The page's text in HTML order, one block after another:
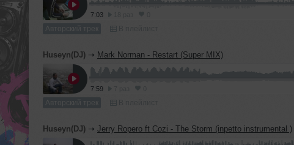
7:03
Авторский трек
Huseyn(DJ) ➝ Mark Norman - Restart (Super MIX)
7:59
Авторский трек
Huseyn(DJ) ➝ Jerry Ropero ft Cozi - The Storm (inpetto instrumental )